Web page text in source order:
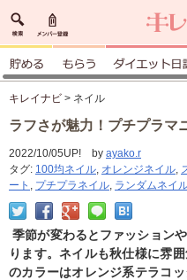
キレイナビ > ネイル
ラフさが魅力！プチプラマ
2022/10/05UP! by ayako.r
タグ: 100均ネイル, オレンジネイル,
ート , プチプラネイル, ランダムネイ
季節が変わるとファッション
ります。ネイルも秋仕様に雰
のカラーはオレンジ系テラコ